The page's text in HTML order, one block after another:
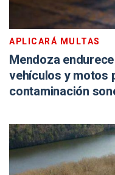
APLICARÁ MULTAS
Mendoza
vehículos y motos
contaminación